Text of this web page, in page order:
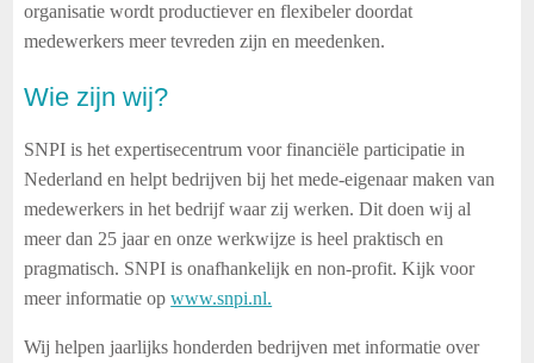
organisatie wordt productiever en flexibeler doordat
medewerkers meer tevreden zijn en meedenken.
Wie zijn wij?
SNPI is het expertisecentrum voor financiële participatie in
Nederland en helpt bedrijven bij het mede-eigenaar maken van
medewerkers in het bedrijf waar zij werken. Dit doen wij al
meer dan 25 jaar en onze werkwijze is heel praktisch en
pragmatisch. SNPI is onafhankelijk en non-profit. Kijk voor
meer informatie opwww.snpi.nl.
Wij helpen jaarlijks honderden bedrijven met informatie over